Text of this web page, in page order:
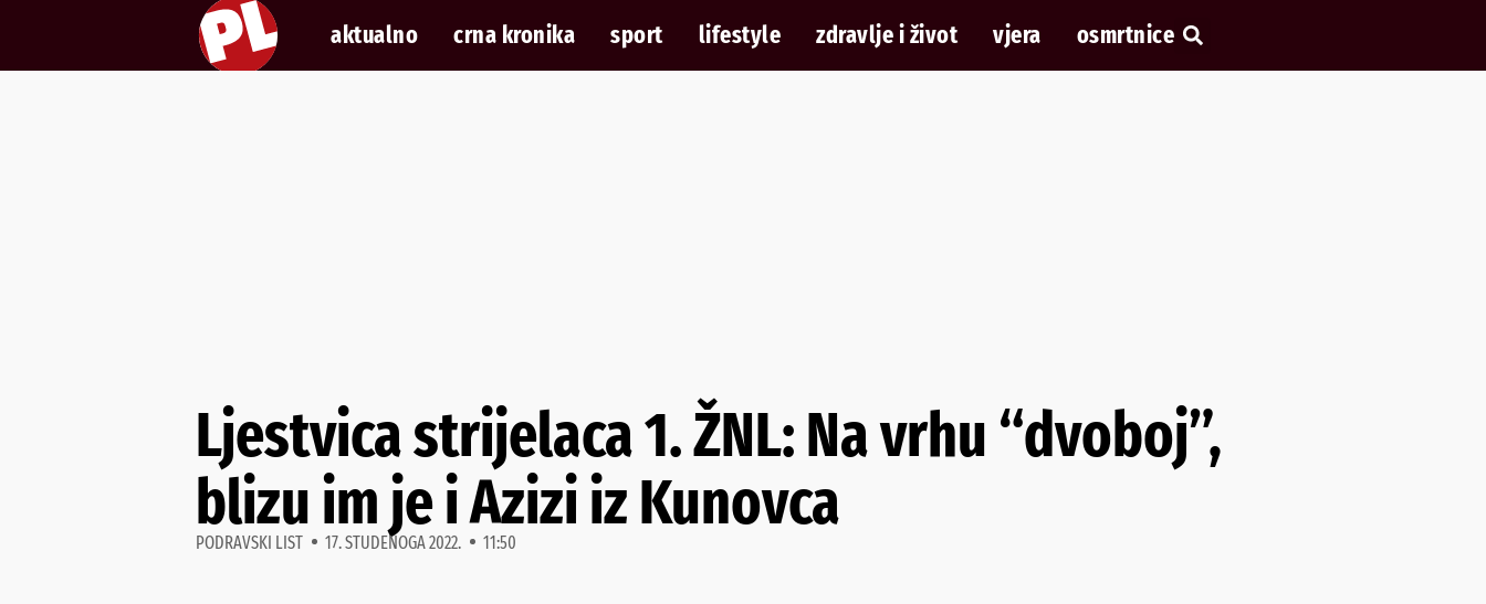
aktualno crna kronika sport lifestyle zdravlje i život vjera osmrtnice
Ljestvica strijelaca 1. ŽNL: Na vrhu “dvoboj”,
blizu im je i Azizi iz Kunovca
PODRAVSKI LIST 17. STUDENOGA 2022. 11:50